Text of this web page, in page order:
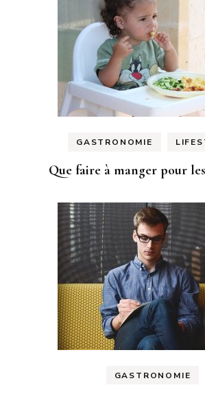
GASTRONOMIE
Que faire à manger pour
GASTRONOMIE